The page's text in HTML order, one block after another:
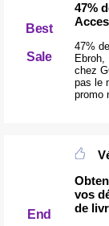
Best
Sale
47%
47%
chez
pas le
promo
End
vos
de